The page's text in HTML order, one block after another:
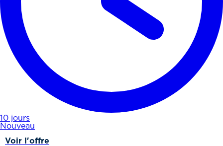
10 jours
Nouveau
Voir l'offre